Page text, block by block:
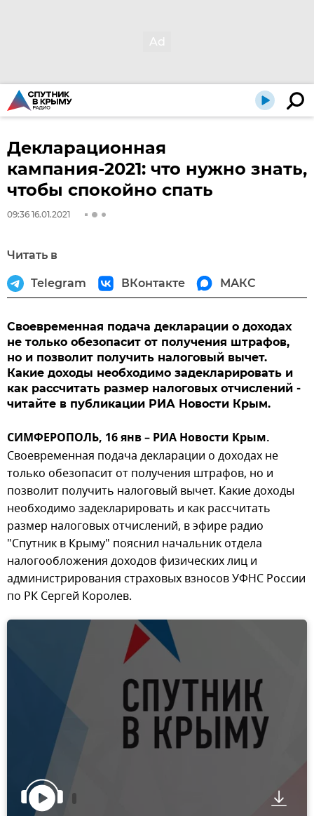
Декларационная
кампания-2021: что нужно знать,
чтобы спокойно спать
09:36 16.01.2021
Читать в
Telegram ВКонтакте МАКС
Своевременная подача декларации о доходах
не только обезопасит от получения штрафов,
но и позволит получить налоговый вычет.
Какие доходы необходимо задекларировать и
как рассчитать размер налоговых отчислений -
читайте в публикации РИА Новости Крым.
СИМФЕРОПОЛЬ, 16 янв – РИА Новости Крым.
Своевременная подача декларации о доходах не
только обезопасит от получения штрафов, но и
позволит получить налоговый вычет. Какие доходы
необходимо задекларировать и как рассчитать
размер налоговых отчислений, в эфире радио
"Спутник в Крыму" пояснил начальник отдела
налогообложения доходов физических лиц и
администрирования страховых взносов УФНС России
по РК Сергей Королев.